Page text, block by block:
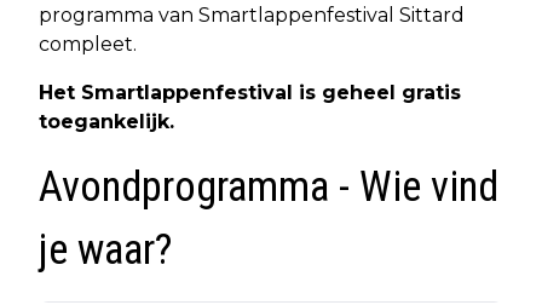
programma van Smartlappenfestival Sittard
compleet.
Het Smartlappenfestival is geheel gratis
toegankelijk.
Avondprogramma - Wie vind
je waar?